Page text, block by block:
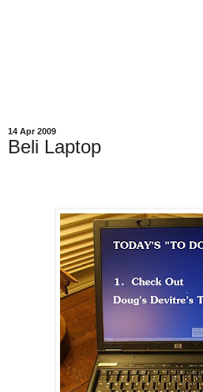
14 Apr 2009
Beli Laptop